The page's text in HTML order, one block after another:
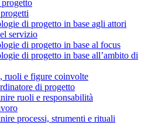
di progetto in base agli attori
servizio
di progetto in base al focus
di progetto in base all’ambito di
ruoli e figure coinvolte
di progetto
ruoli e responsabilità
processi, strumenti e rituali